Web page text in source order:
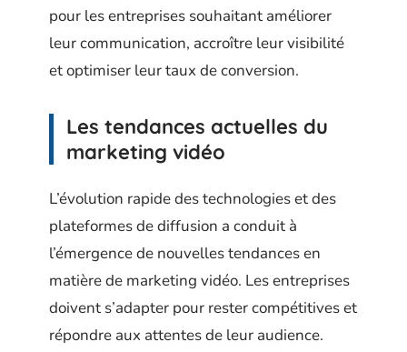
pour les entreprises souhaitant améliorer
leur communication, accroître leur visibilité
et optimiser leur taux de conversion.
Les tendances actuelles du
marketing vidéo
L’évolution rapide des technologies et des
plateformes de diffusion a conduit à
l’émergence de nouvelles tendances en
matière de marketing vidéo. Les entreprises
doivent s’adapter pour rester compétitives et
répondre aux attentes de leur audience.